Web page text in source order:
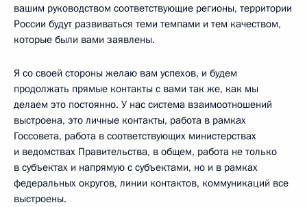
вашим руководством соответствующие регионы, территории
России будут развиваться теми темпами и тем качеством,
которые были вами заявлены.
Я со своей стороны желаю вам успехов, и будем
продолжать прямые контакты с вами так же, как мы
делаем это постоянно. У нас система взаимоотношений
выстроена, это личные контакты, работа в рамках
Госсовета, работа в соответствующих министерствах
и ведомствах Правительства, в общем, работа не только
в субъектах и напрямую с субъектами, но и в рамках
федеральных округов, линии контактов, коммуникаций все
выстроены.